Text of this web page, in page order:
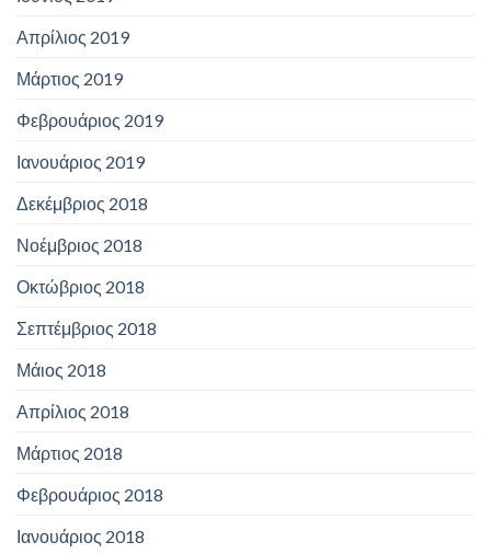
Απρίλιος 2019
Μάρτιος 2019
Φεβρουάριος 2019
Ιανουάριος 2019
Δεκέμβριος 2018
Νοέμβριος 2018
Οκτώβριος 2018
Σεπτέμβριος 2018
Μάιος 2018
Απρίλιος 2018
Μάρτιος 2018
Φεβρουάριος 2018
Ιανουάριος 2018